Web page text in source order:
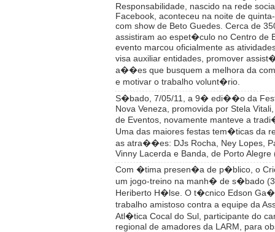
Responsabilidade, nascido na rede
Facebook, aconteceu na noite de
com show de Beto Guedes. Cerca de
assistiram ao espet�culo no Centro de
evento marcou oficialmente as
visa auxiliar entidades, promover
a��es que busquem a melhora da
e motivar o trabalho volunt�rio.
S�bado, 7/05/11, a 9� edi��o da
Nova Veneza, promovida por Stela
de Eventos, novamente manteve a
Uma das maiores festas tem�ticas da
as atra��es: DJs Rocha, Ney Lopes,
Vinny Lacerda e Banda, de Porto Alegre
Com �tima presen�a de p�blico, o
um jogo-treino na manh� de s�bado
Heriberto H�lse. O t�cnico Edson
trabalho amistoso contra a equipe da
Atl�tica Cocal do Sul, participante do
regional de amadores da LARM, para